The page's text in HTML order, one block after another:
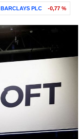
BARCLAYS PLC -0,77 %